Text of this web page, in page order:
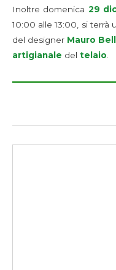
Inoltre domenica 29
10:00 alle 13:00, si terrà
del designer Mauro
artigianale del telaio.